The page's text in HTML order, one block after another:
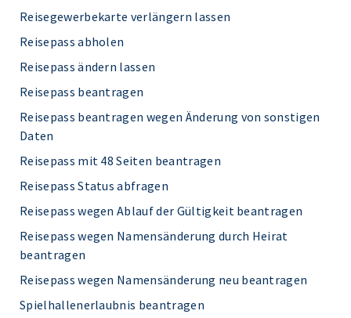
Reisegewerbekarte verlängern lassen
Reisepass abholen
Reisepass ändern lassen
Reisepass beantragen
Reisepass beantragen wegen Änderung von sonstigen
Daten
Reisepass mit 48 Seiten beantragen
Reisepass Status abfragen
Reisepass wegen Ablauf der Gültigkeit beantragen
Reisepass wegen Namensänderung durch Heirat
beantragen
Reisepass wegen Namensänderung neu beantragen
Spielhallenerlaubnis beantragen